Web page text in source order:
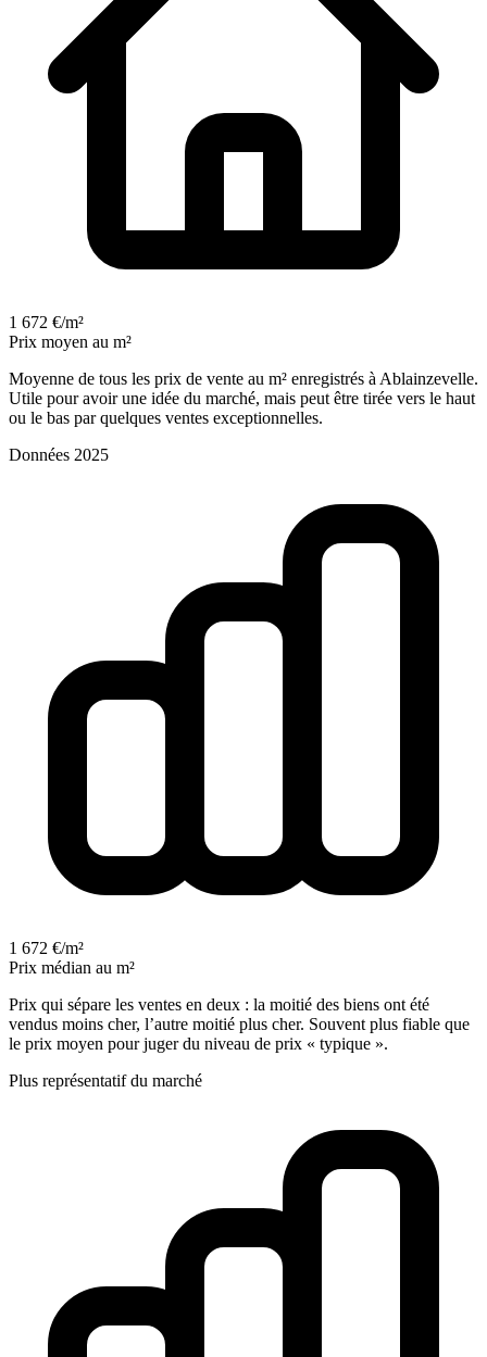
1 672 €/m²
Prix moyen au m²
Moyenne de tous les prix de vente au m² enregistrés à Ablainzevelle.
Utile pour avoir une idée du marché, mais peut être tirée vers le haut
ou le bas par quelques ventes exceptionnelles.
Données 2025
1 672 €/m²
Prix médian au m²
Prix qui sépare les ventes en deux : la moitié des biens ont été
vendus moins cher, l’autre moitié plus cher. Souvent plus fiable que
le prix moyen pour juger du niveau de prix « typique ».
Plus représentatif du marché